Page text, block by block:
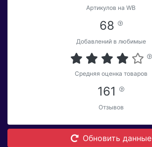
Артикулов на WB
68
Добавлений в любимые
Средняя оценка товаров
161
Отзывов
Обновить данные